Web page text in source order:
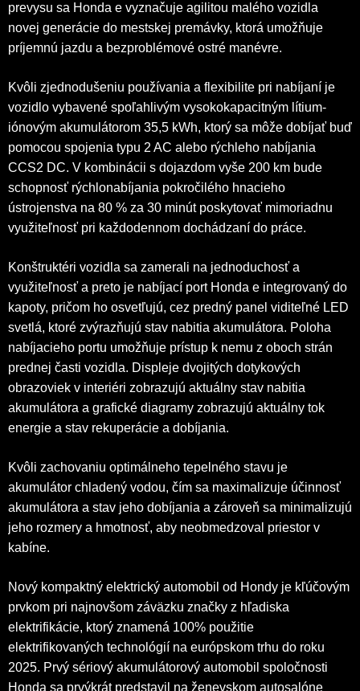
prevysu sa Honda e vyznačuje agilitou malého vozidla
novej generácie do mestskej premávky, ktorá umožňuje
príjemnú jazdu a bezproblémové ostré manévre.
Kvôli zjednodušeniu používania a flexibilite pri nabíjaní je
vozidlo vybavené spoľahlivým vysokokapacitným lítium-
iónovým akumulátorom 35,5 kWh, ktorý sa môže dobíjať buď
pomocou spojenia typu 2 AC alebo rýchleho nabíjania
CCS2 DC. V kombinácii s dojazdom vyše 200 km bude
schopnosť rýchlonabíjania pokročilého hnacieho
ústrojenstva na 80 % za 30 minút poskytovať mimoriadnu
využiteľnosť pri každodennom dochádzaní do práce.
Konštruktéri vozidla sa zamerali na jednoduchosť a
využiteľnosť a preto je nabíjací port Honda e integrovaný do
kapoty, pričom ho osvetľujú, cez predný panel viditeľné LED
svetlá, ktoré zvýrazňujú stav nabitia akumulátora. Poloha
nabíjacieho portu umožňuje prístup k nemu z oboch strán
prednej časti vozidla. Displeje dvojitých dotykových
obrazoviek v interiéri zobrazujú aktuálny stav nabitia
akumulátora a grafické diagramy zobrazujú aktuálny tok
energie a stav rekuperácie a dobíjania.
Kvôli zachovaniu optimálneho tepelného stavu je
akumulátor chladený vodou, čím sa maximalizuje účinnosť
akumulátora a stav jeho dobíjania a zároveň sa minimalizujú
jeho rozmery a hmotnosť, aby neobmedzoval priestor v
kabíne.
Nový kompaktný elektrický automobil od Hondy je kľúčovým
prvkom pri najnovšom záväzku značky z hľadiska
elektrifikácie, ktorý znamená 100% použitie
elektrifikovaných technológií na európskom trhu do roku
2025. Prvý sériový akumulátorový automobil spoločnosti
Honda sa prvýkrát predstavil na ženevskom autosalóne